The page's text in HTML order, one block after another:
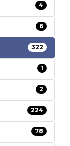
4
6
322
1
2
224
78